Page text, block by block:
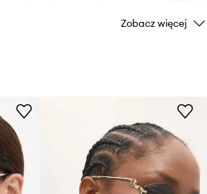
Kolor
Marka
Zobacz więcej